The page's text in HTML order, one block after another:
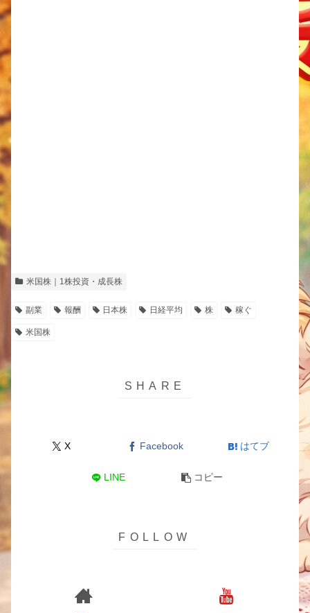
米国株｜1株投資・成長株
副業 報酬 日本株 日経平均 株 稼ぐ
米国株
X Facebook はてブ
LINE コピー